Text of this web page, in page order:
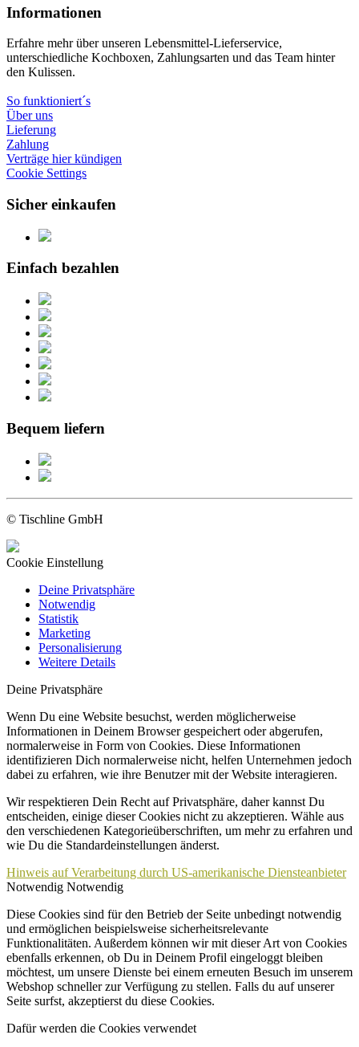
Informationen
Erfahre mehr über unseren Lebensmittel-Lieferservice,
unterschiedliche Kochboxen, Zahlungsarten und das Team hinter
den Kulissen.
So funktioniert´s
Über uns
Lieferung
Zahlung
Verträge hier kündigen
Cookie Settings
Sicher einkaufen
Einfach bezahlen
Bequem liefern
© Tischline GmbH
Cookie Einstellung
Deine Privatsphäre
Notwendig
Statistik
Marketing
Personalisierung
Weitere Details
Deine Privatsphäre
Wenn Du eine Website besuchst, werden möglicherweise
Informationen in Deinem Browser gespeichert oder abgerufen,
normalerweise in Form von Cookies. Diese Informationen
identifizieren Dich normalerweise nicht, helfen Unternehmen jedoch
dabei zu erfahren, wie ihre Benutzer mit der Website interagieren.
Wir respektieren Dein Recht auf Privatsphäre, daher kannst Du
entscheiden, einige dieser Cookies nicht zu akzeptieren. Wähle aus
den verschiedenen Kategorieüberschriften, um mehr zu erfahren und
wie Du die Standardeinstellungen änderst.
Hinweis auf Verarbeitung durch US-amerikanische Diensteanbieter
Notwendig Notwendig
Diese Cookies sind für den Betrieb der Seite unbedingt notwendig
und ermöglichen beispielsweise sicherheitsrelevante
Funktionalitäten. Außerdem können wir mit dieser Art von Cookies
ebenfalls erkennen, ob Du in Deinem Profil eingeloggt bleiben
möchtest, um unsere Dienste bei einem erneuten Besuch im unserem
Webshop schneller zur Verfügung zu stellen. Falls du auf unserer
Seite surfst, akzeptierst du diese Cookies.
Dafür werden die Cookies verwendet